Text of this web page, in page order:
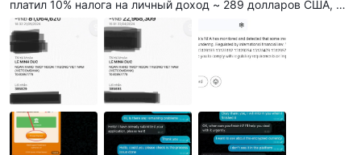
платил 10% налога на личный доход ~ 289 долларов США, я т
оже заплатил, но в конце концов я получил электронное пис
ьмо, в котором говорилось, что мой счет связан с отмывани
ем денег и незаконной деятельностью. Они потребовали, что
бы я внес 10% от текущего капитала (10% * 35 000 = 3 500)
долларов США, иначе мой счет будет заблокирован. Я спрос
ил у них, почему мой счет связан с этой незаконной деятель
ностью, но не получил ясного ответа. Теперь мой счет забло
кирован, и я не могу снять деньги. Я подозреваю, что это мо
шенническая платформа, которая изменяет графики, чтобы
создавать виртуальные прибыли для клиентов, заманивая и